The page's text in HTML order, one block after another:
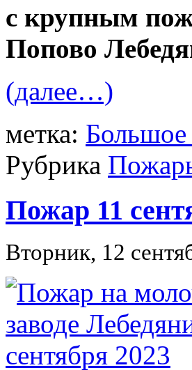
с крупным
Попово
(далее…)
метка:
Рубрика
Пожар 11
Вторник, 12